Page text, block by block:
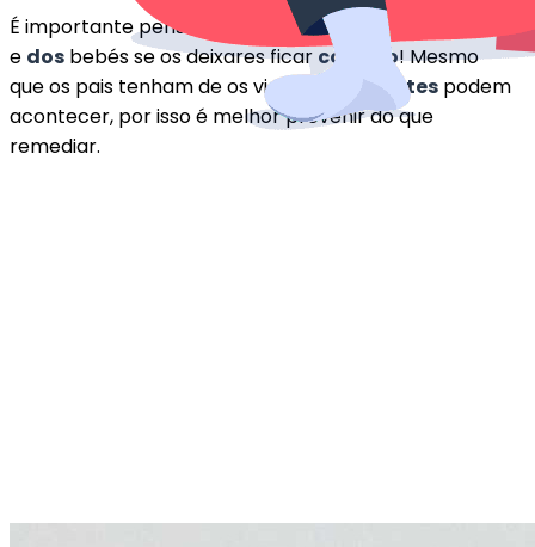
É importante pensar na
segurança das crianças
e dos bebés se os deixares ficarcontigo! Mesmo
que os pais tenham de os vigiar,
os acidentes podem
acontecer, por isso é melhor prevenir do que
remediar.